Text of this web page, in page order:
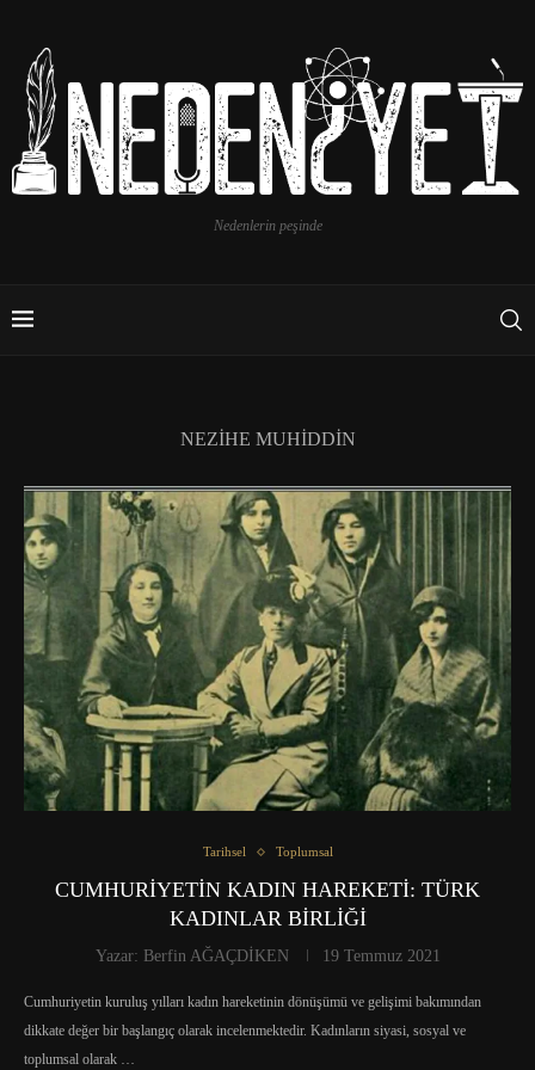
Nedenlerin peşinde
NEZIHE MUHIDDIN
Tarihsel Toplumsal
CUMHURİYETİN KADIN HAREKETİ: TÜRK
KADINLAR BİRLİĞİ
Yazar: Berfin AĞAÇDİKEN 19 Temmuz 2021
Cumhuriyetin kuruluş yılları kadın hareketinin dönüşümü ve gelişimi bakımından
dikkate değer bir başlangıç olarak incelenmektedir. Kadınların siyasi, sosyal ve
toplumsal olarak …